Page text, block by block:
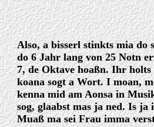
Also, a bisserl stinkts mia do
do 6 Jahr lang von 25 Notn
7, de Oktave hoaßn. Ihr
koana sogt a Wort. I moan,
kenna mid am Aonsa in
sog, glaabst mas ja ned. Is
Muaß ma sei Frau imma